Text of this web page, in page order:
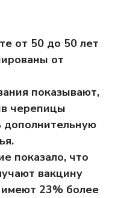
от 50 до 50 лет
от
показывают,
черепицы
показало, что
вакцину
23% более